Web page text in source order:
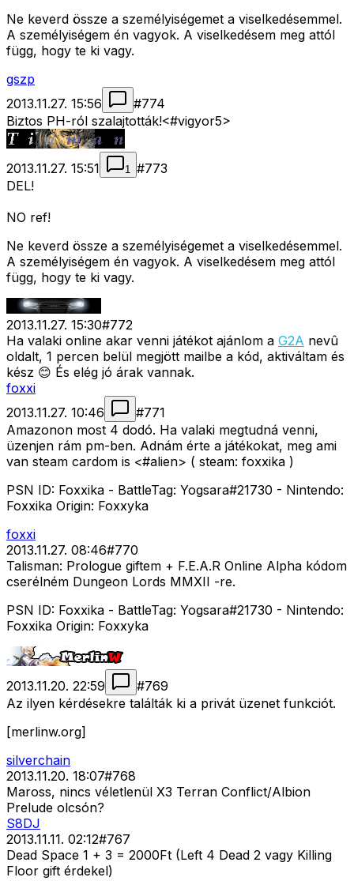
Ne keverd össze a személyiségemet a viselkedésemmel.
A személyiségem én vagyok. A viselkedésem meg attól
függ, hogy te ki vagy.
gszp
2013.11.27. 15:56
#774
Biztos PH-ról szalajtották!<#vigyor5>
2013.11.27. 15:51 1 #773
DEL!
NO ref!
Ne keverd össze a személyiségemet a viselkedésemmel.
A személyiségem én vagyok. A viselkedésem meg attól
függ, hogy te ki vagy.
2013.11.27. 15:30#772
Ha valaki online akar venni játékot ajánlom a G2A nevû
oldalt, 1 percen belül megjött mailbe a kód, aktiváltam és
kész 😊 És elég jó árak vannak.
foxxi
2013.11.27. 10:46
#771
Amazonon most 4 dodó. Ha valaki megtudná venni,
üzenjen rám pm-ben. Adnám érte a játékokat, meg ami
van steam cardom is <#alien> ( steam: foxxika )
PSN ID: Foxxika - BattleTag: Yogsara#21730 - Nintendo:
Foxxika Origin: Foxxyka
foxxi
2013.11.27. 08:46#770
Talisman: Prologue giftem + F.E.A.R Online Alpha kódom
cserélném Dungeon Lords MMXII -re.
PSN ID: Foxxika - BattleTag: Yogsara#21730 - Nintendo:
Foxxika Origin: Foxxyka
2013.11.20. 22:59 #769
Az ilyen kérdésekre találták ki a privát üzenet funkciót.
[merlinw.org]
silverchain
2013.11.20. 18:07#768
Maross, nincs véletlenül X3 Terran Conflict/Albion
Prelude olcsón?
S8DJ
2013.11.11. 02:12#767
Dead Space 1 + 3 = 2000Ft (Left 4 Dead 2 vagy Killing
Floor gift érdekel)